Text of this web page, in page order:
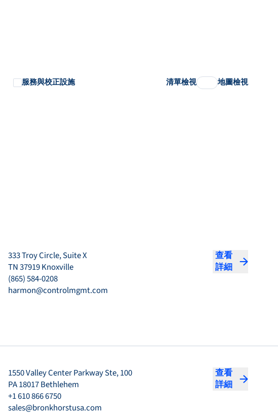
服務與校正設施 清單檢視 地圖檢視
333 Troy Circle, Suite X
TN 37919 Knoxville
(865) 584-0208
harmon@controlmgmt.com
查看
詳細
1550 Valley Center Parkway Ste, 100
PA 18017 Bethlehem
+1 610 866 6750
sales@bronkhorstusa.com
查看
詳細